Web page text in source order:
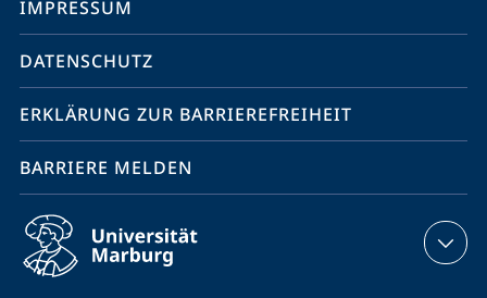
Navigation
IMPRESSUM
DATENSCHUTZ
ERKLÄRUNG ZUR BARRIEREFREIHEIT
BARRIERE MELDEN